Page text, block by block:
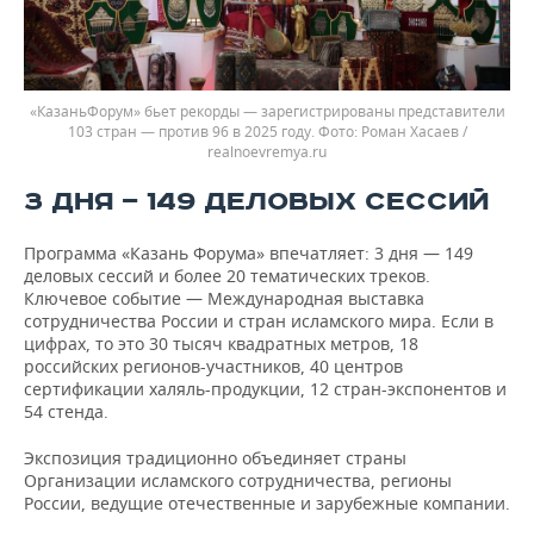
«КазаньФорум» бьет рекорды — зарегистрированы представители
103 стран — против 96 в 2025 году.
Роман Хасаев /
realnoevremya.ru
3 ДНЯ — 149 ДЕЛОВЫХ СЕССИЙ
Программа «Казань Форума» впечатляет: 3 дня — 149
деловых сессий и более 20 тематических треков.
Ключевое событие — Международная выставка
сотрудничества России и стран исламского мира. Если в
цифрах, то это 30 тысяч квадратных метров, 18
российских регионов-участников, 40 центров
сертификации халяль-продукции, 12 стран-экспонентов и
54 стенда.
Экспозиция традиционно объединяет страны
Организации исламского сотрудничества, регионы
России, ведущие отечественные и зарубежные компании.